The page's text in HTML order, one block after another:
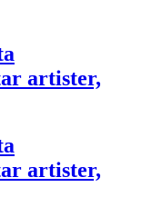
artister,
artister,